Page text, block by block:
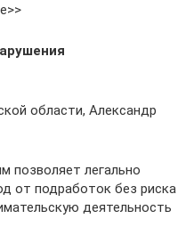
области, Александр
позволяет легально
от подработок без риска
деятельность